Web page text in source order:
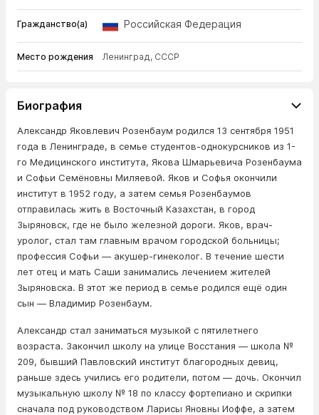
Гражданство(а) Российская Федерация
Место рождения Ленинград, СССР
Биография
Александр Яковлевич Розенбаум родился 13 сентября 1951
года в Ленинграде, в семье студентов-однокурсников из 1-
го Медицинского института, Якова Шмарьевича Розенбаума
и Софьи Семёновны Миляевой. Яков и Софья окончили
институт в 1952 году, а затем семья Розенбаумов
отправилась жить в Восточный Казахстан, в город
Зыряновск, где не было железной дороги. Яков, врач-
уролог, стал там главным врачом городской больницы;
профессия Софьи — акушер-гинеколог. В течение шести
лет отец и мать Саши занимались лечением жителей
Зыряновска. В этот же период в семье родился ещё один
сын — Владимир Розенбаум.
Александр стал заниматься музыкой с пятилетнего
возраста. Закончил школу на улице Восстания — школа №
209, бывший Павловский институт благородных девиц,
раньше здесь учились его родители, потом — дочь. Окончил
музыкальную школу № 18 по классу фортепиано и скрипки
сначала под руководством Ларисы Яновны Иоффе, а затем